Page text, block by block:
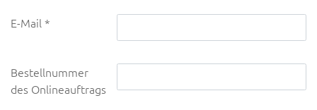
E-Mail
Bestellnummer
des Onlineauftrags